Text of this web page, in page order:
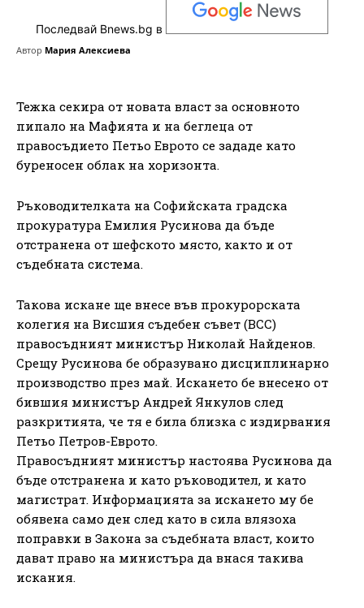
Последвай Bnews.bg в
Автор Мария Алексиева
Тежка секира от новата власт за основното
пипало на Мафията и на беглеца от
правосъдието Петьо Еврото се зададе като
буреносен облак на хоризонта.
Ръководителката на Софийската градска
прокуратура Емилия Русинова да бъде
отстранена от шефското място, както и от
съдебната система.
Такова искане ще внесе във прокурорската
колегия на Висшия съдебен съвет (ВСС)
правосъдният министър Николай Найденов.
Срещу Русинова бе образувано дисциплинарно
производство през май. Искането бе внесено от
бившия министър Андрей Янкулов след
разкритията, че тя е била близка с издирвания
Петьо Петров-Еврото.
Правосъдният министър настоява Русинова да
бъде отстранена и като ръководител, и като
магистрат. Информацията за искането му бе
обявена само ден след като в сила влязоха
поправки в Закона за съдебната власт, които
дават право на министъра да внася такива
искания.